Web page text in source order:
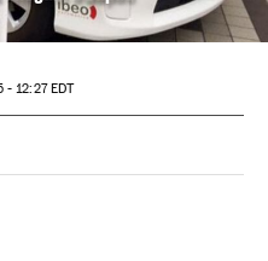
- 12:27EDT
Sociales